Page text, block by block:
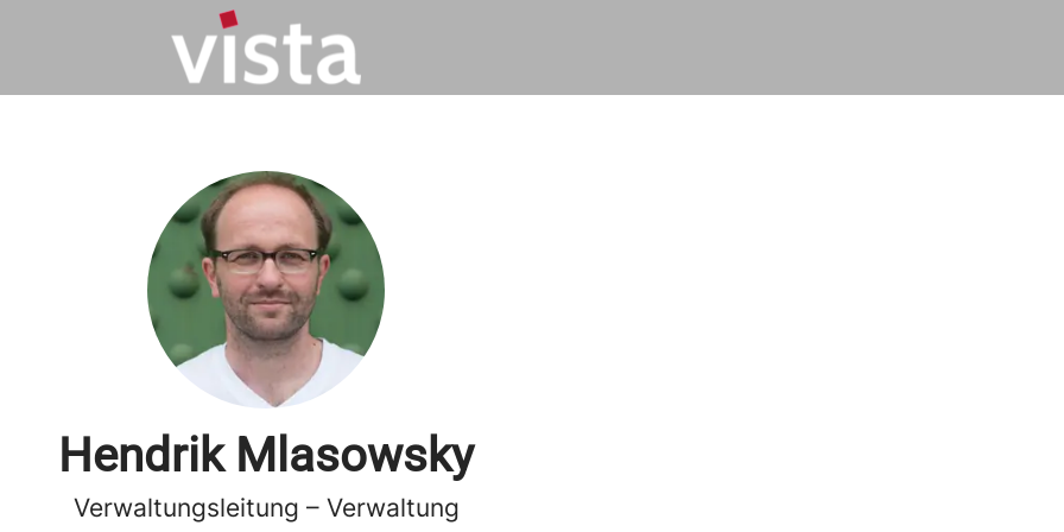
Hendrik Mlasowsky
Verwaltungsleitung – Verwaltung